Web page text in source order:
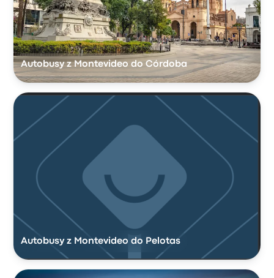
Autobusy z Montevideo do Córdoba
Autobusy z Montevideo do Pelotas